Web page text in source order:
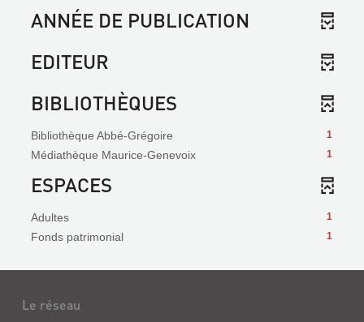
ANNÉE DE PUBLICATION
EDITEUR
BIBLIOTHÈQUES
1
Bibliothèque Abbé-Grégoire
1
Médiathèque Maurice-Genevoix
ESPACES
1
Adultes
1
Fonds patrimonial
Le réseau